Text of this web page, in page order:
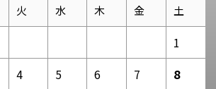
火 水 木 金 土
1
4 5 6 7
8